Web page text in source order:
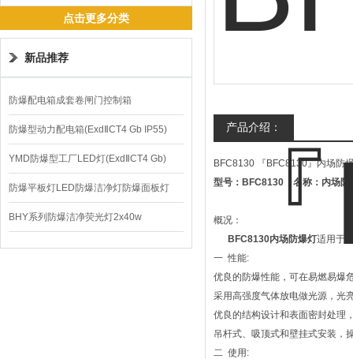
点击更多分类
新品推荐
防爆配电箱成套卷闸门控制箱
防爆型动力配电箱(ExdⅡCT4 Gb IP55)
YMD防爆型工厂LED灯(ExdⅡCT4 Gb)
220V/150W
防爆平板灯LED防爆洁净灯防爆面板灯
BHY系列防爆洁净荧光灯2x40w
产品介绍：
BFC8130 『BFC8130』内场防
型号：BFC8130 名称：内场
概况：
BFC8130内场防爆灯适用于
一 性能:
优良的防爆性能，可在易燃易爆
采用高强度气体放电做光源，光
优良的结构设计和表面密封处理
吊杆式、吸顶式和壁挂式安装，
二 使用: